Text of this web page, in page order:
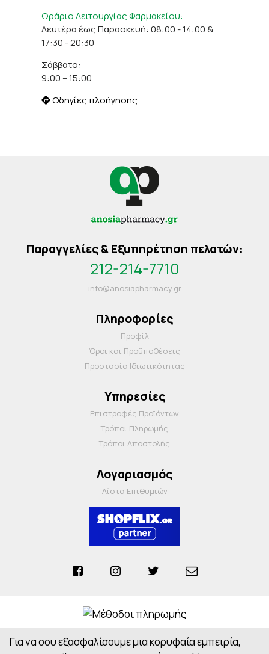
Ωράριο Λειτουργίας Φαρμακείου:
Δευτέρα έως Παρασκευή: 08:00 - 14:00 &
17:30 - 20:30
Σάββατο:
9:00 – 15:00
Οδηγίες πλοήγησης
Παραγγελίες & Εξυπηρέτηση πελατών:
212-214-7710
info@anosiapharmacy.gr
Πληροφορίες
Προφίλ
Όροι και Προΰποθέσεις
Προστασία Ιδιωτικότητας
Υπηρεσίες
Επιστροφές Προϊόντων
Τρόποι Πληρωμής
Τρόποι Αποστολής
Λογαριασμός
Λίστα Επιθυμιών
Anosiapharmacy © 2026 - All Rights Reserved
Για να σου εξασφαλίσουμε μια κορυφαία εμπειρία,